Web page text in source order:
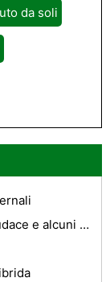
da soli
Subaru Legacy ottiene un look più audace e alcuni gravi Presenza Road